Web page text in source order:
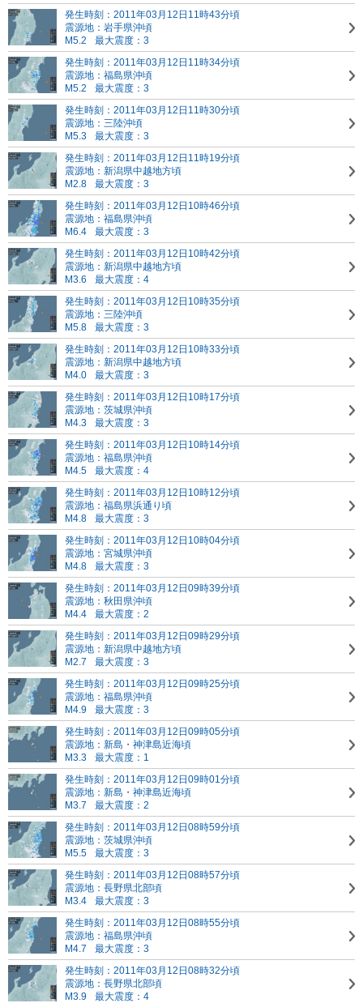
発生時刻：2011年03月12日11時43分頃
震源地：岩手県沖頃
M5.2
最大震度：3
発生時刻：2011年03月12日11時34分頃
震源地：福島県沖頃
M5.2
最大震度：3
発生時刻：2011年03月12日11時30分頃
震源地：三陸沖頃
M5.3
最大震度：3
発生時刻：2011年03月12日11時19分頃
震源地：新潟県中越地方頃
M2.8
最大震度：3
発生時刻：2011年03月12日10時46分頃
震源地：福島県沖頃
M6.4
最大震度：3
発生時刻：2011年03月12日10時42分頃
震源地：新潟県中越地方頃
M3.6
最大震度：4
発生時刻：2011年03月12日10時35分頃
震源地：三陸沖頃
M5.8
最大震度：3
発生時刻：2011年03月12日10時33分頃
震源地：新潟県中越地方頃
M4.0
最大震度：3
発生時刻：2011年03月12日10時17分頃
震源地：茨城県沖頃
M4.3
最大震度：3
発生時刻：2011年03月12日10時14分頃
震源地：福島県沖頃
M4.5
最大震度：4
発生時刻：2011年03月12日10時12分頃
震源地：福島県浜通り頃
M4.8
最大震度：3
発生時刻：2011年03月12日10時04分頃
震源地：宮城県沖頃
M4.8
最大震度：3
発生時刻：2011年03月12日09時39分頃
震源地：秋田県沖頃
M4.4
最大震度：2
発生時刻：2011年03月12日09時29分頃
震源地：新潟県中越地方頃
M2.7
最大震度：3
発生時刻：2011年03月12日09時25分頃
震源地：福島県沖頃
M4.9
最大震度：3
発生時刻：2011年03月12日09時05分頃
震源地：新島・神津島近海頃
M3.3
最大震度：1
発生時刻：2011年03月12日09時01分頃
震源地：新島・神津島近海頃
M3.7
最大震度：2
発生時刻：2011年03月12日08時59分頃
震源地：茨城県沖頃
M5.5
最大震度：3
発生時刻：2011年03月12日08時57分頃
震源地：長野県北部頃
M3.4
最大震度：3
発生時刻：2011年03月12日08時55分頃
震源地：福島県沖頃
M4.7
最大震度：3
発生時刻：2011年03月12日08時32分頃
震源地：長野県北部頃
M3.9
最大震度：4